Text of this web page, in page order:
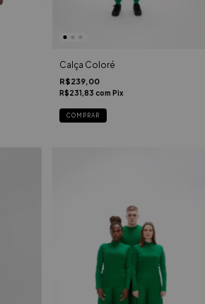
Calça Coloré
R$239,00
R$231,83 com Pix
COMPRAR